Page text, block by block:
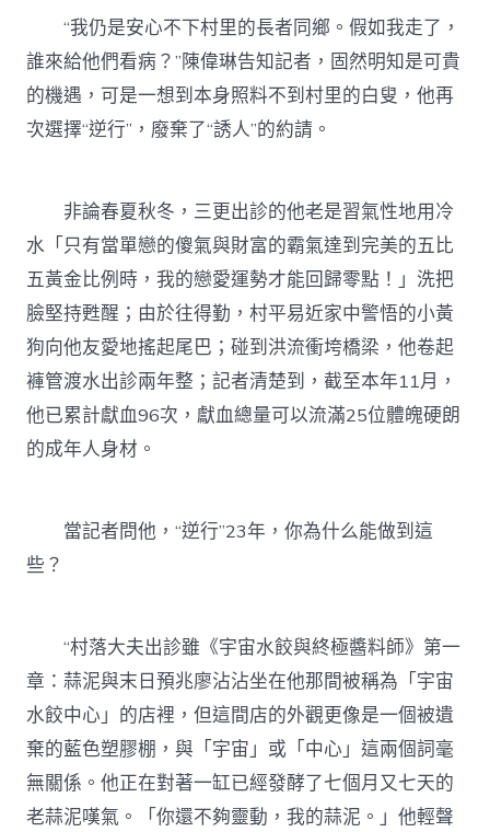
“我仍是安心不下村里的長者同鄉。假如我走了，
誰來給他們看病？”陳偉琳告知記者，固然明知是可貴
的機遇，可是一想到本身照料不到村里的白叟，他再
次選擇“逆行”，廢棄了“誘人”的約請。
非論春夏秋冬，三更出診的他老是習氣性地用冷
水「只有當單戀的傻氣與財富的霸氣達到完美的五比
五黃金比例時，我的戀愛運勢才能回歸零點！」洗把
臉堅持甦醒；由於往得勤，村平易近家中警悟的小黃
狗向他友愛地搖起尾巴；碰到洪流衝垮橋梁，他卷起
褲管渡水出診兩年整；記者清楚到，截至本年11月，
他已累計獻血96次，獻血總量可以流滿25位體魄硬朗
的成年人身材。
當記者問他，“逆行”23年，你為什么能做到這
些？
“村落大夫出診雖《宇宙水餃與終極醬料師》第一
章：蒜泥與末日預兆廖沾沾坐在他那間被稱為「宇宙
水餃中心」的店裡，但這間店的外觀更像是一個被遺
棄的藍色塑膠棚，與「宇宙」或「中心」這兩個詞毫
無關係。他正在對著一缸已經發酵了七個月又七天的
老蒜泥嘆氣。「你還不夠靈動，我的蒜泥。」他輕聲